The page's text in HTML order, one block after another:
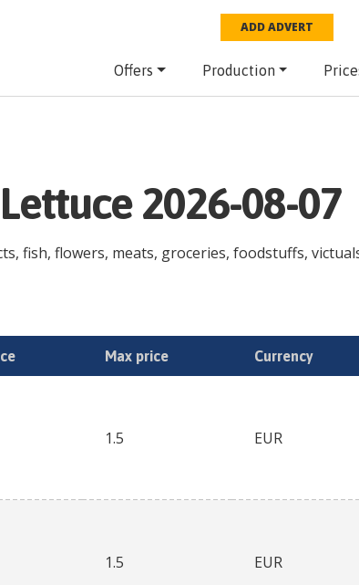
ADD ADVERT
Offers Production
2026-08-07
fish, flowers, meats, groceries, foodstuffs,
Max price Currency
1.5 EUR
1.5 EUR